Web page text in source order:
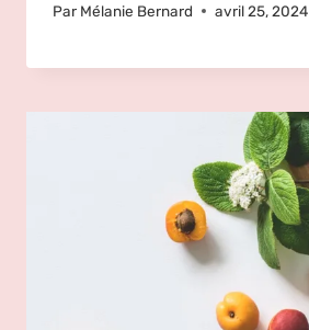
Par Mélanie Bernard avril 25, 2024